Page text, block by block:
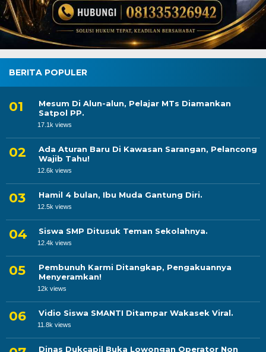
BERITA POPULER
Mesum Di Alun-alun, Pelajar MTs Diamankan
Satpol PP.
17.1k views
Ada Aturan Baru Di Kawasan Sarangan, Pelancong
Wajib Tahu!
12.6k views
Hamil 4 bulan, Ibu Muda Gantung Diri.
12.5k views
Siswa SMP Ditusuk Teman Sekolahnya.
12.4k views
Pembunuh Karmi Ditangkap, Pengakuannya
Menyeramkan!
12k views
Vidio Siswa SMANTI Ditampar Wakasek Viral.
11.8k views
Dinas Dukcapil Buka Lowongan Operator Non